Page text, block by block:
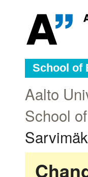
School of
Aalto
School